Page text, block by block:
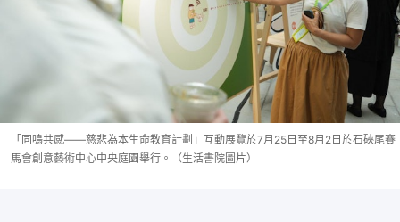
「同鳴共感——慈悲為本生命教育計劃」互動展覽於7月25日至8月2日於石硤尾賽
馬會創意藝術中心中央庭園舉行。（生活書院圖片）